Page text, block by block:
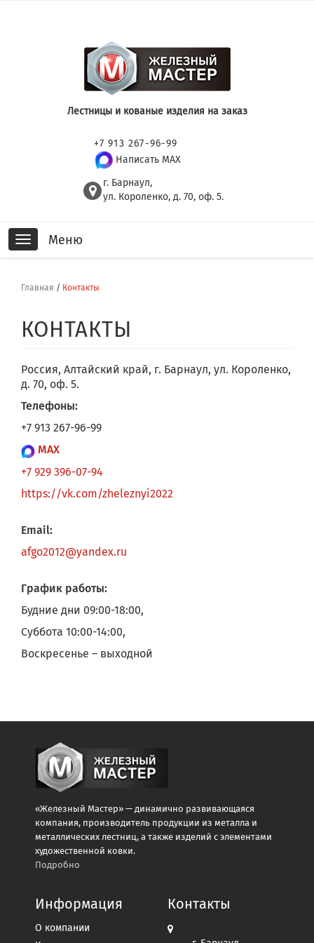
Лестницы и кованые изделия на заказ
+7 913 267-96-99
Написать MAX
г. Барнаул,
ул. Короленко, д. 70, оф. 5.
Toggle
navigation
Меню
Главная / Контакты
КОНТАКТЫ
Россия, Алтайский край, г. Барнаул, ул. Короленко,
д. 70, оф. 5.
Телефоны:
+7 913 267-96-99
MAX
+7 929 396-07-94
https://vk.com/zheleznyi2022
Email:
afgo2012@yandex.ru
График работы:
Будние дни 09:00-18:00,
Суббота 10:00-14:00,
Воскресенье – выходной
«Железный Мастер» — динамично развивающаяся
компания, производитель продукции из металла и
металлических лестниц, а также изделий с элементами
художественной ковки.
Подробно
Информация
О компании
Контакты